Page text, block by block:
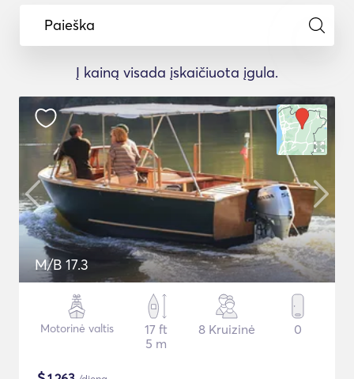
Paieška
Į kainą visada įskaičiuota įgula.
M/B 17.3
Motorinė valtis
17 ft
5 m
8 Kruizinė 0